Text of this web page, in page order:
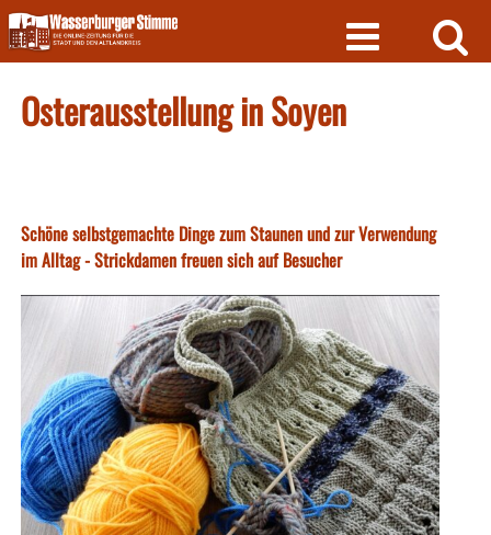
Skip
to
content
Osterausstellung in Soyen
Schöne selbstgemachte Dinge zum Staunen und zur Verwendung
im Alltag - Strickdamen freuen sich auf Besucher